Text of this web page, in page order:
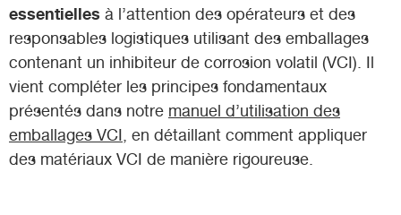
essentielles à l’attention des opérateurs et des
responsables logistiques utilisant des emballages
contenant un inhibiteur de corrosion volatil (VCI). Il
vient compléter les principes fondamentaux
présentés dans notre manuel d’utilisation des
emballages VCI , en détaillant comment appliquer
des matériaux VCI de manière rigoureuse.